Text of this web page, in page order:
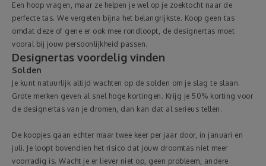
Een hoop vragen, maar ze helpen je wel op je zoektocht naar de
perfecte tas. We vergeten bijna het belangrijkste. Koop geen tas
omdat deze of gene er ook mee rondloopt, de designertas moet
vooral bij jouw persoonlijkheid passen.
Designertas voordelig vinden
Solden
Je kunt natuurlijk altijd wachten op de solden om je slag te slaan.
Grote merken geven al snel hoge kortingen. Krijg je 50% korting voor
de designertas van je dromen, dan kan dat al serieus tellen.
De koopjes gaan echter maar twee keer per jaar door, in januari en
juli. Je loopt bovendien het risico dat jouw droomtas niet meer
voorradig is. Wacht je er liever niet op, geen probleem, andere